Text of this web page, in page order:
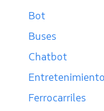
Bot
Buses
Chatbot
Ferrocarriles